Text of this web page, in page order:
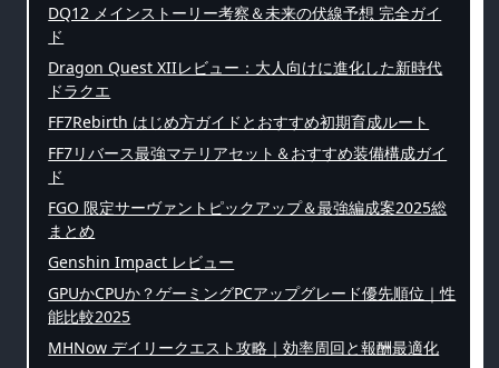
DQ12 メインストーリー考察＆未来の伏線予想 完全ガイ
ド
Dragon Quest XIIレビュー：大人向けに進化した新時代
ドラクエ
FF7Rebirth はじめ方ガイドとおすすめ初期育成ルート
FF7リバース最強マテリアセット＆おすすめ装備構成ガイ
ド
FGO 限定サーヴァントピックアップ＆最強編成案2025総
まとめ
Genshin Impact レビュー
GPUかCPUか？ゲーミングPCアップグレード優先順位｜性
能比較2025
MHNow デイリークエスト攻略｜効率周回と報酬最適化